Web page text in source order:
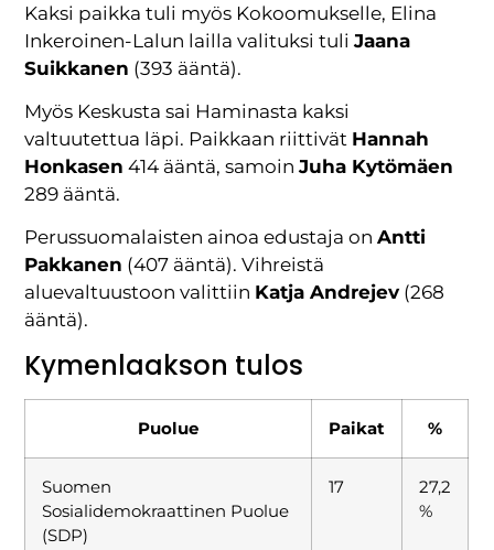
Kaksi paikka tuli myös Kokoomukselle, Elina
Inkeroinen-Lalun lailla valituksi tuliJaana
Suikkanen (393 ääntä).
Myös Keskusta sai Haminasta kaksi
valtuutettua läpi. Paikkaan riittivät Hannah
Honkasen 414 ääntä, samoinJuha Kytömäen
289 ääntä.
Perussuomalaisten ainoa edustaja onAntti
Pakkanen (407 ääntä). Vihreistä
aluevaltuustoon valittiin Katja Andrejev (268
ääntä).
Kymenlaakson tulos
Puolue Paikat %
Suomen
Sosialidemokraattinen Puolue
(SDP)
17
27,2
%